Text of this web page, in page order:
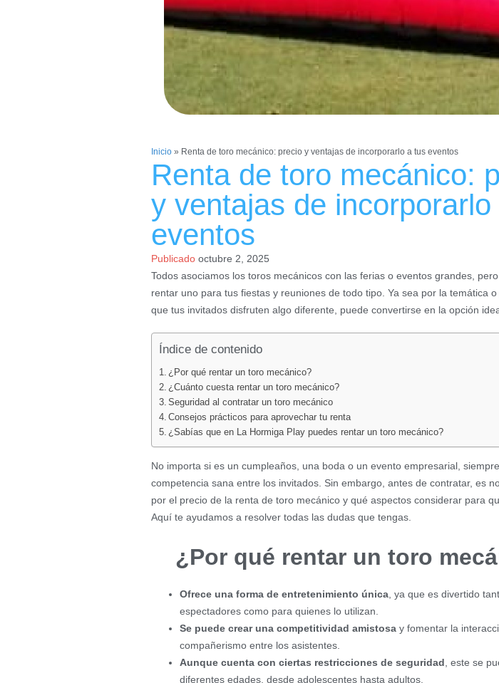
Inicio» Renta de toro mecánico: precio y ventajas de incorporarlo a tus eventos
Renta de toro mecánico:
y ventajas de
eventos
Publicado octubre 2, 2025
Todos asociamos los toros mecánicos con las ferias o eventos grandes,
rentar uno para tus fiestas y reuniones de todo tipo. Ya sea por la temática
que tus invitados disfruten algo diferente, puede convertirse en la opción
Índice de contenido
¿Por qué rentar un toro mecánico?
¿Cuánto cuesta rentar un toro mecánico?
Seguridad al contratar un toro mecánico
Consejos prácticos para aprovechar tu renta
¿Sabías que en La Hormiga Play puedes rentar un toro mecánico?
No importa si es un cumpleaños, una boda o un evento empresarial,
competencia sana entre los invitados. Sin embargo, antes de contratar, es
por el precio de la renta de toro mecánico y qué aspectos considerar para
Aquí te ayudamos a resolver todas las dudas que tengas.
¿Por qué rentar un toro
Ofrece una forma de entretenimiento única, ya que es divertido
espectadores como para quienes lo utilizan.
Se puede crear una competitividad amistosay fomentar la
compañerismo entre los asistentes.
Aunque cuenta con ciertas restricciones de seguridad , este se
diferentes edades, desde adolescentes hasta adultos.